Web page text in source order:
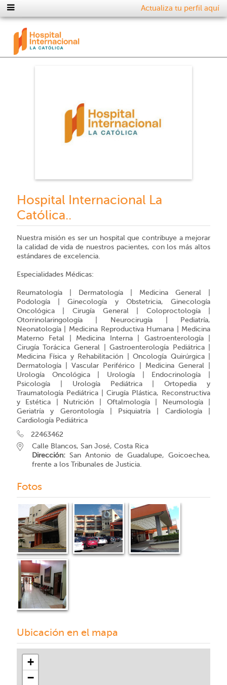
Actualiza tu perfil aquí
Hospital Internacional La
Católica..
Nuestra misión es ser un hospital que contribuye a mejorar
la calidad de vida de nuestros pacientes, con los más altos
estándares de excelencia.
Especialidades Médicas:
Reumatología | Dermatología | Medicina General |
Podología | Ginecología y Obstetricia, Ginecología
Oncológica | Cirugía General | Coloproctología |
Otorrinolaringología | Neurocirugía | Pediatría,
Neonatología | Medicina Reproductiva Humana | Medicina
Materno Fetal | Medicina Interna | Gastroenterología |
Cirugía Torácica General | Gastroenterología Pediátrica |
Medicina Física y Rehabilitación | Oncología Quirúrgica |
Dermatología | Vascular Periférico | Medicina General |
Urología Oncológica | Urología | Endocrinología |
Psicología | Urología Pediátrica | Ortopedia y
Traumatología Pediátrica | Cirugía Plástica, Reconstructiva
y Estética | Nutrición | Oftalmología | Neumología |
Geriatría y Gerontología | Psiquiatría | Cardiología |
Cardiología Pediátrica
22463462
Calle Blancos, San José, Costa Rica
Dirección:
San Antonio de Guadalupe, Goicoechea,
frente a los Tribunales de Justicia.
Fotos
Ubicación en el mapa
+
−